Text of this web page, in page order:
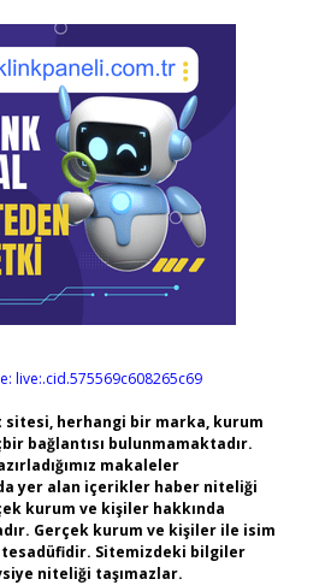
live:.cid.575569c608265c69
sitesi, herhangi bir marka, kurum
bağlantısı bulunmamaktadır.
makaleler
yer alan içerikler haber niteliği
kurum ve kişiler hakkında
Gerçek kurum ve kişiler ile isim
Sitemizdeki bilgiler
niteliği taşımazlar.